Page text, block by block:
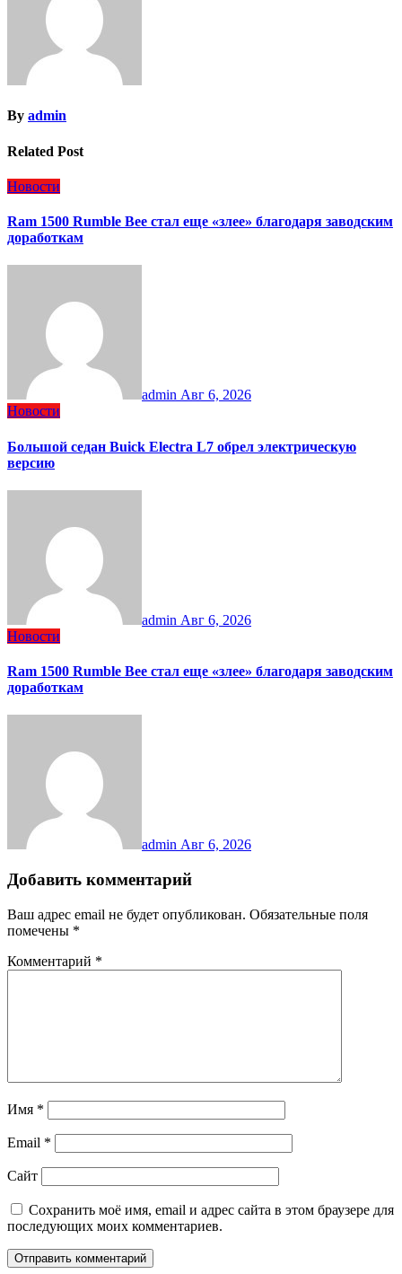
By admin
Related Post
Новости
Ram 1500 Rumble Bee стал еще «злее» благодаря заводским
доработкам
admin Авг 6, 2026
Новости
Большой седан Buick Electra L7 обрел электрическую
версию
admin Авг 6, 2026
Новости
Ram 1500 Rumble Bee стал еще «злее» благодаря заводским
доработкам
admin Авг 6, 2026
Добавить комментарий
Ваш адрес email не будет опубликован. Обязательные поля
помечены *
Комментарий *
Имя *
Email *
Сайт
Сохранить моё имя, email и адрес сайта в этом браузере для
последующих моих комментариев.